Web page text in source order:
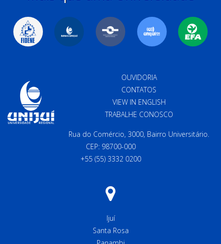
OUVIDORIA
CONTATOS
VIEW IN ENGLISH
TRABALHE CONOSCO
Rua do Comércio, 3000, Bairro Universitário.
CEP: 98700-000
+55 (55) 3332 0200
Ijuí
Santa Rosa